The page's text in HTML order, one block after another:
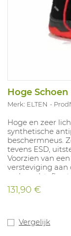
Hoge Schoen
Merk: ELTEN
Hoge en zeer
synthetische
beschermneus.
tevens ESD,
Voorzien van
versteviging aan
en
bieden hoog
van pijnlijke
131,90 €
Vergelijk